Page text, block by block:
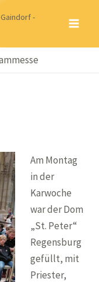
-
Am Montag
in der
Karwoche
war der Dom
„St. Peter“
Regensburg
gefüllt, mit
Priester,